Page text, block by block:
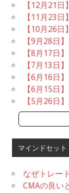
【12月21日
【11月23日
【10月26日
【9月28日
【8月17日
【7月13日
【6月16日
【6月15日
【5月26日
マインドセット
なぜトレー
CMAの良い